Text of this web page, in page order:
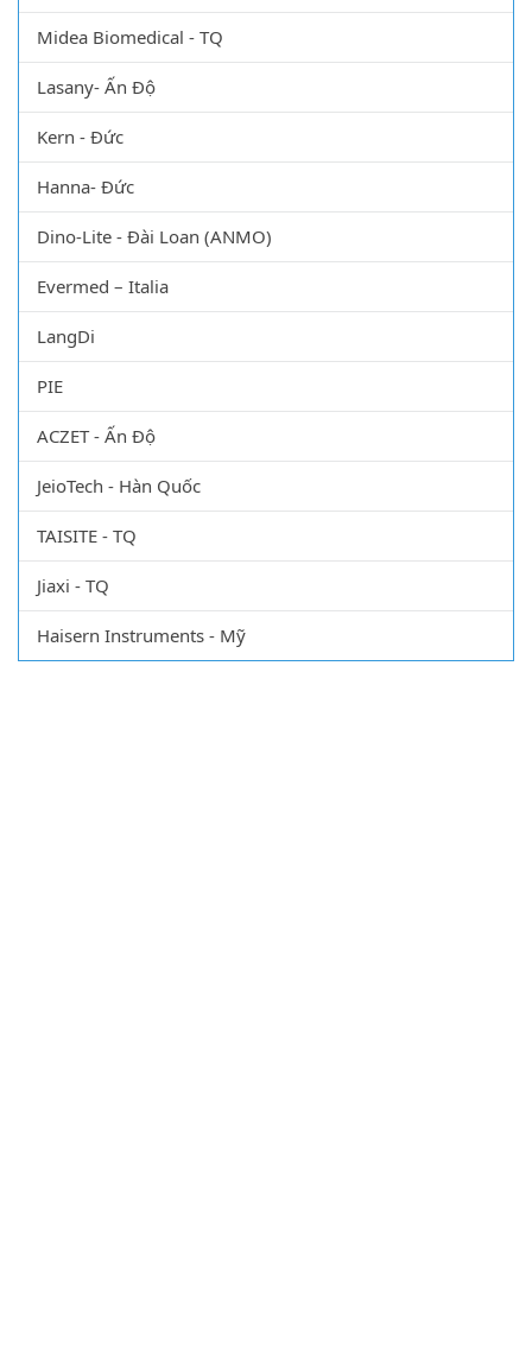
Burkle – Đức
Boxun - TQ
Midea Biomedical - TQ
Lasany- Ấn Độ
Kern - Đức
Hanna- Đức
Dino-Lite - Đài Loan (ANMO)
Evermed – Italia
LangDi
PIE
ACZET - Ấn Độ
JeioTech - Hàn Quốc
TAISITE - TQ